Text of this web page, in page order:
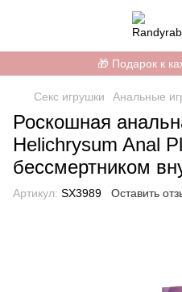
🎁 Подарок к
Секс игрушки Анальные
Роскошная
Helichrysum Anal
бессмертником
Артикул: SX3989 Оставить